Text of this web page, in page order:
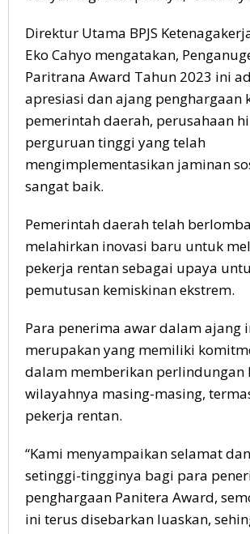
Direktur Utama BPJS
Eko Cahyo mengatakan,
Paritrana Award Tahun 2023 ini
apresiasi dan ajang penghargaan
pemerintah daerah, perusahaan
perguruan tinggi yang telah
mengimplementasikan jaminan
sangat baik.
Pemerintah daerah telah
melahirkan inovasi baru untuk
pekerja rentan sebagai upaya
pemutusan kemiskinan ekstrem.
Para penerima awar dalam ajang
merupakan yang memiliki
dalam memberikan perlindungan
wilayahnya masing-masing,
pekerja rentan.
“Kami menyampaikan selamat
setinggi-tingginya bagi para
penghargaan Panitera Award,
ini terus disebarkan luaskan,